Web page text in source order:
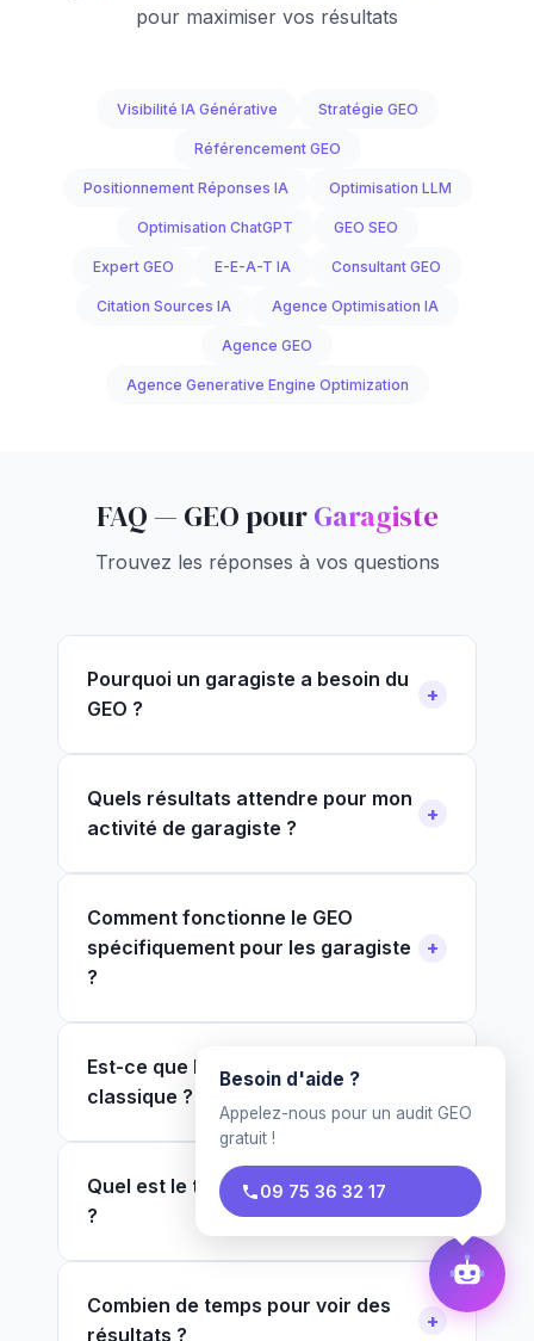
pour maximiser vos résultats
Visibilité IA Générative Stratégie GEO
Référencement GEO
Positionnement Réponses IA Optimisation LLM
Optimisation ChatGPT GEO SEO
Expert GEO E-E-A-T IA Consultant GEO
Citation Sources IA Agence Optimisation IA
Agence GEO
Agence Generative Engine Optimization
FAQ — GEO pourGaragiste
Trouvez les réponses à vos questions
Pourquoi un garagiste a besoin du
GEO ?
Quels résultats attendre pour mon
activité de garagiste ?
Comment fonctionne le GEO
spécifiquement pour les garagiste
?
Est-ce que le GEO remplace le SEO
classique ?
Quel est le tarif pour un garagiste
?
Combien de temps pour voir des
résultats ?
Besoin d'aide ?
Appelez-nous pour un audit GEO
gratuit !
09 75 36 32 17